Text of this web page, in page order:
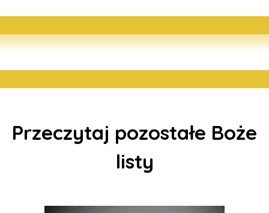
Przeczytaj pozostałe Boże
listy